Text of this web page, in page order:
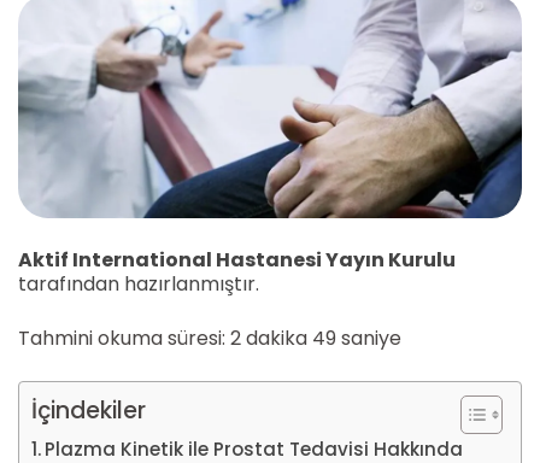
Aktif International Hastanesi Yayın Kurulu
tarafından hazırlanmıştır.
Tahmini okuma süresi: 2 dakika 49 saniye
İçindekiler
Plazma Kinetik ile Prostat Tedavisi Hakkında